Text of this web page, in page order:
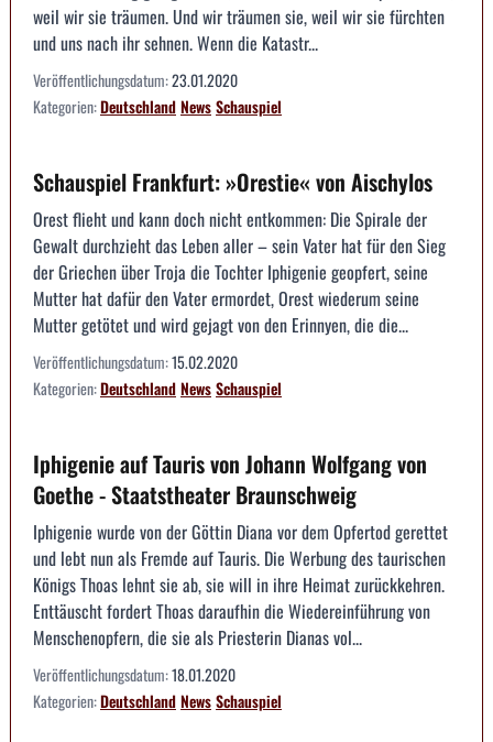
weil wir sie träumen. Und wir träumen sie, weil wir sie fürchten
und uns nach ihr sehnen. Wenn die Katastr...
Veröffentlichungsdatum:23.01.2020
Kategorien:DeutschlandNewsSchauspiel
Schauspiel Frankfurt: »Orestie« von Aischylos
Orest flieht und kann doch nicht entkommen: Die Spirale der
Gewalt durchzieht das Leben aller – sein Vater hat für den Sieg
der Griechen über Troja die Tochter Iphigenie geopfert, seine
Mutter hat dafür den Vater ermordet, Orest wiederum seine
Mutter getötet und wird gejagt von den Erinnyen, die die...
Veröffentlichungsdatum:15.02.2020
Kategorien:DeutschlandNewsSchauspiel
Iphigenie auf Tauris von Johann Wolfgang von
Goethe - Staatstheater Braunschweig
Iphigenie wurde von der Göttin Diana vor dem Opfertod gerettet
und lebt nun als Fremde auf Tauris. Die Werbung des taurischen
Königs Thoas lehnt sie ab, sie will in ihre Heimat zurückkehren.
Enttäuscht fordert Thoas daraufhin die Wiedereinführung von
Menschenopfern, die sie als Priesterin Dianas vol...
Veröffentlichungsdatum:18.01.2020
Kategorien:DeutschlandNewsSchauspiel